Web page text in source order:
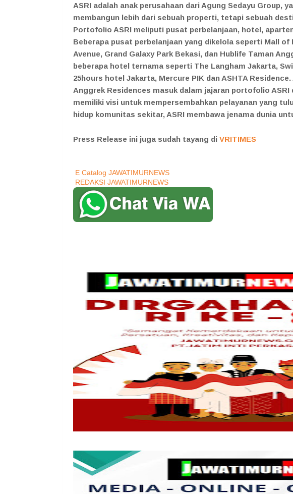
ASRI adalah anak perusahaan dari Agung Sedayu Group,
membangun lebih dari sebuah properti, tetapi sebuah
Portofolio ASRI meliputi pusat perbelanjaan, hotel,
Beberapa pusat perbelanjaan yang dikelola seperti Mall of
Avenue, Grand Galaxy Park Bekasi, dan Hublife Taman
beberapa hotel ternama seperti The Langham Jakarta,
25hours hotel Jakarta, Mercure PIK dan ASHTA
Anggrek Residences masuk dalam jajaran portofolio ASRI
memiliki visi untuk mempersembahkan pelayanan yang
hidup komunitas sekitar, ASRI membawa jenama dunia
Press Release ini juga sudah tayang di VRITIMES
E Catalog JAWATIMURNEWS
REDAKSI JAWATIMURNEWS